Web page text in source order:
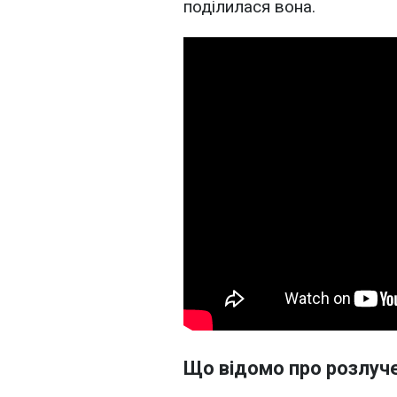
поділилася вона.
Що відомо про